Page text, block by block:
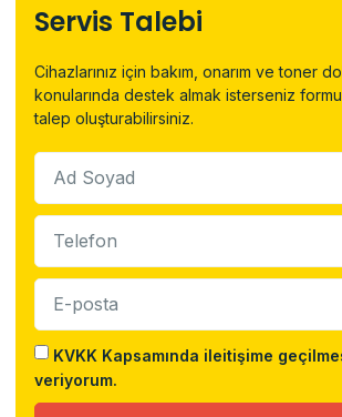
Servis Talebi
Cihazlarınız için bakım, onarım ve toner
konularında destek almak isterseniz
talep oluşturabilirsiniz.
KVKK Kapsamında ileitişime
veriyorum.